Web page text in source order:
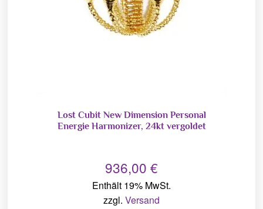
Lost Cubit New Dimension Personal
Energie Harmonizer, 24kt vergoldet
936,00 €
Enthält 19% MwSt.
zzgl. Versand